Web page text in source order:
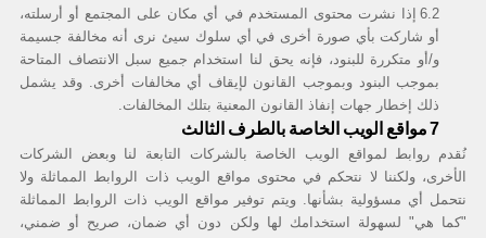
6.2 إذا نشرت محتوى المستخدم في أي مكان على المجتمع أو أرسلته،
أو شاركت بأي صورة أخرى في أي سلوك سيئ نرى أنه مخالفة جسيمة
و/أو متكررة للبنود، فإنه يحق لنا استخدام جميع سبل الانتصاف المتاحة
بموجب البنود وبموجب القانون لإيقاف أي مخالفات أخرى. وقد يشمل
ذلك إخطار جهات إنفاذ القانون المعنية بتلك المخالفات.
7مواقع الويب الخاصة بالطرف الثالث
نُقدم روابط لمواقع الويب الخاصة بالشركات التابعة لنا وبعض الشركات
الأخرى، ولكننا لا نتحكم في محتوى مواقع الويب ذات الروابط المماثلة ولا
نتحمل أي مسؤولية بشأنها. ويتم توفير مواقع الويب ذات الروابط المماثلة
"كما هي" لسهولة استخدامك لها ولكن دون أي ضمان، صريح أو ضمني،